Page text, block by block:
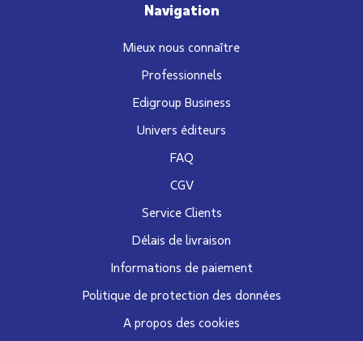
Navigation
Mieux nous connaître
Professionnels
Edigroup Business
Univers éditeurs
FAQ
CGV
Service Clients
Délais de livraison
Informations de paiement
Politique de protection des données
A propos des cookies